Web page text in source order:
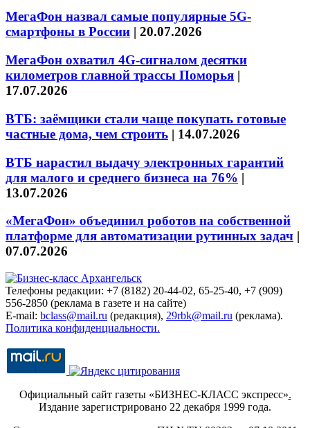
МегаФон назвал самые популярные 5G-
смартфоны в России | 20.07.2026
МегаФон охватил 4G-сигналом десятки
километров главной трассы Поморья |
17.07.2026
ВТБ: заёмщики стали чаще покупать готовые
частные дома, чем строить | 14.07.2026
ВТБ нарастил выдачу электронных гарантий
для малого и среднего бизнеса на 76% |
13.07.2026
«МегаФон» объединил роботов на собственной
платформе для автоматизации рутинных задач |
07.07.2026
Телефоны редакции: +7 (8182) 20-44-02, 65-25-40, +7 (909)
556-2850 (реклама в газете и на сайте)
E-mail: bclass@mail.ru (редакция), 29rbk@mail.ru (реклама).
Политика конфиденциальности.
Официальный сайт газеты «БИЗНЕС-КЛАСС экспресс».
Издание зарегистрировано 22 декабря 1999 года.